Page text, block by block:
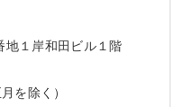
地１岸和田ビル１階
を除く）